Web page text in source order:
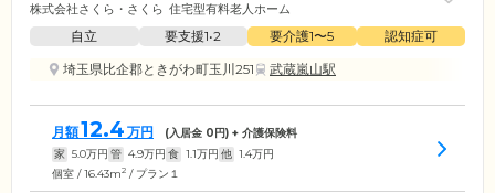
株式会社さくら・さくら 住宅型有料老人ホーム
自立 要支援1•2 要介護1〜5
認知症可
埼玉県比企郡ときがわ町玉川251
武蔵嵐山駅
月額12.4 万円 (入居金 0円) + 介護保険料
家 5.0万円 管 4.9万円 食 1.1万円 他 1.4万円
個室 / 16.43m2 / プラン１